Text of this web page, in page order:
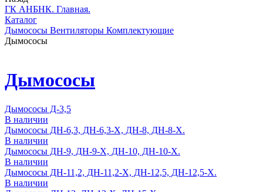
ГК АНБНК. Главная.
Каталог
Дымососы Вентиляторы Комплектующие
Дымососы
Дымососы
Дымососы Д-3,5
В наличии
Дымососы ДН-6,3, ДН-6,3-Х, ДН-8, ДН-8-Х.
В наличии
Дымососы ДН-9, ДН-9-Х, ДН-10, ДН-10-Х.
В наличии
Дымососы ДН-11,2, ДН-11,2-Х, ДН-12,5, ДН-12,5-Х.
В наличии